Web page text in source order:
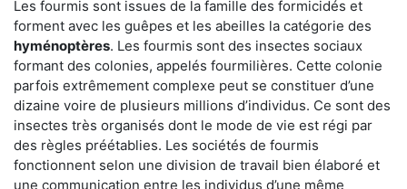
Les fourmis sont issues de la famille des formicidés et
forment avec les guêpes et les abeilles la catégorie des
hyménoptères. Les fourmis sont des insectes sociaux
formant des colonies, appelés fourmilières. Cette colonie
parfois extrêmement complexe peut se constituer d’une
dizaine voire de plusieurs millions d’individus. Ce sont des
insectes très organisés dont le mode de vie est régi par
des règles préétablies. Les sociétés de fourmis
fonctionnent selon une division de travail bien élaboré et
une communication entre les individus d’une même